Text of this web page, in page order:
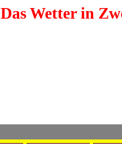
Das Wetter in